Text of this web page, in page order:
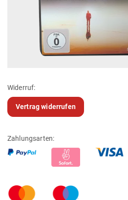
Widerruf:
Vertrag widerrufen
Zahlungsarten: